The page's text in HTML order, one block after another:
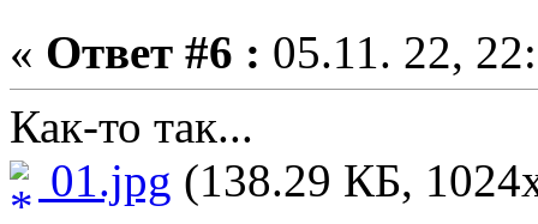
« Ответ #6 : 05.11. 22,
Как-то так...
01.jpg (138.29 КБ,